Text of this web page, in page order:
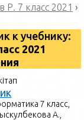
7 класс 2021 ›
к учебнику:
2021
7 класс,
А.,